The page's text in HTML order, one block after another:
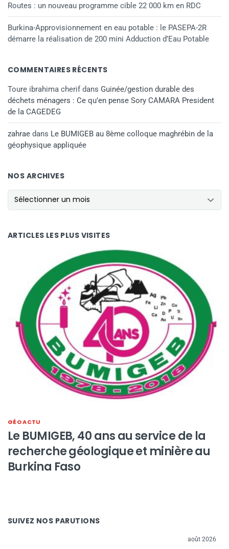
Routes : un nouveau programme cible 22 000 km en RDC
Burkina-Approvisionnement en eau potable : le PASEPA-2R
démarre la réalisation de 200 mini Adduction d’Eau Potable
COMMENTAIRES RÉCENTS
Toure ibrahima cherifdans Guinée/gestion durable des
déchets ménagers : Ce qu’en pense Sory CAMARA President
de la CAGEDEG
zahrae dans Le BUMIGEB au 8ème colloque maghrébin de la
géophysique appliquée
NOS ARCHIVES
NOS ARCHIVES
ARTICLES LES PLUS VISITES
GÉO ACTU
Le BUMIGEB, 40 ans au service de la
recherche géologique et minière au
Burkina Faso
SUIVEZ NOS PARUTIONS
août 2026